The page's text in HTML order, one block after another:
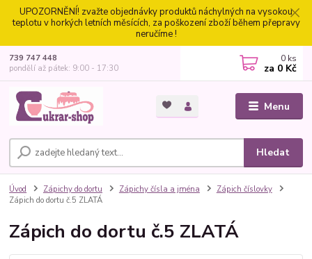
UPOZORNĚNÍ! zvažte objednávky produktů náchylných na vysokou
teplotu v horkých letních měsících, za poškození zboží během přepravy
neručíme !
Menu
Hledat
739 747 448
pondělí až pátek: 9:00 - 17:30
0 ks
za 0 Kč
Úvod Zápichy do dortu Zápichy čísla a jména
Zápich číslovky
Zápich do dortu č.5 ZLATÁ
Zápich do dortu č.5 ZLATÁ